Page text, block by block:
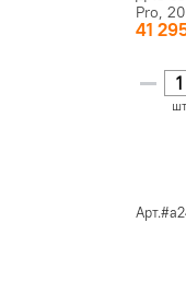
Pro,
41
шт